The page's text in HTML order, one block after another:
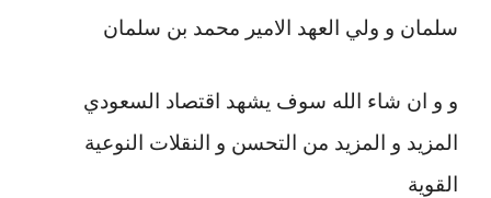
سلمان و ولي العهد الامير محمد بن سلمان
و و ان شاء الله سوف يشهد اقتصاد السعودي
المزيد و المزيد من التحسن و النقلات النوعية
القوية